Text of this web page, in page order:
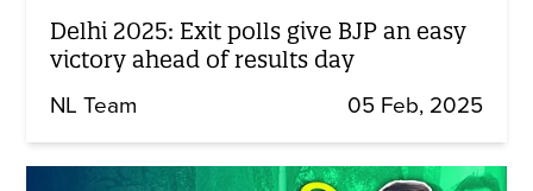
Delhi 2025: Exit polls give BJP an easy
victory ahead of results day
NL Team 05 Feb, 2025